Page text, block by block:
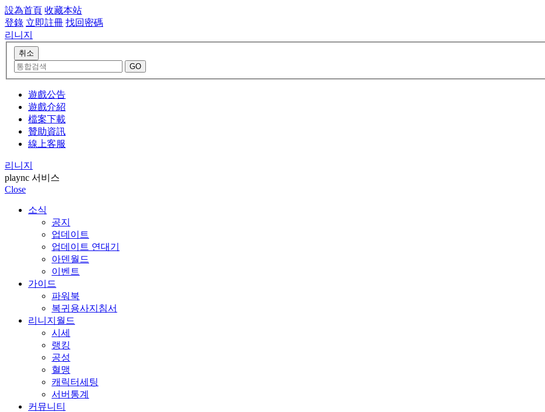
設為首頁 收藏本站
登錄 立即註冊 找回密碼
리니지
遊戲公告
遊戲介紹
檔案下載
贊助資訊
線上客服
리니지
plaync 서비스
Close
소식
공지
업데이트
업데이트 연대기
아덴월드
이벤트
가이드
파워북
복귀용사지침서
리니지월드
시세
랭킹
공성
혈맹
캐릭터세팅
서버통계
커뮤니티